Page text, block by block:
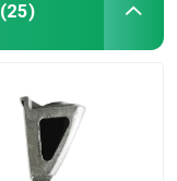
(25)